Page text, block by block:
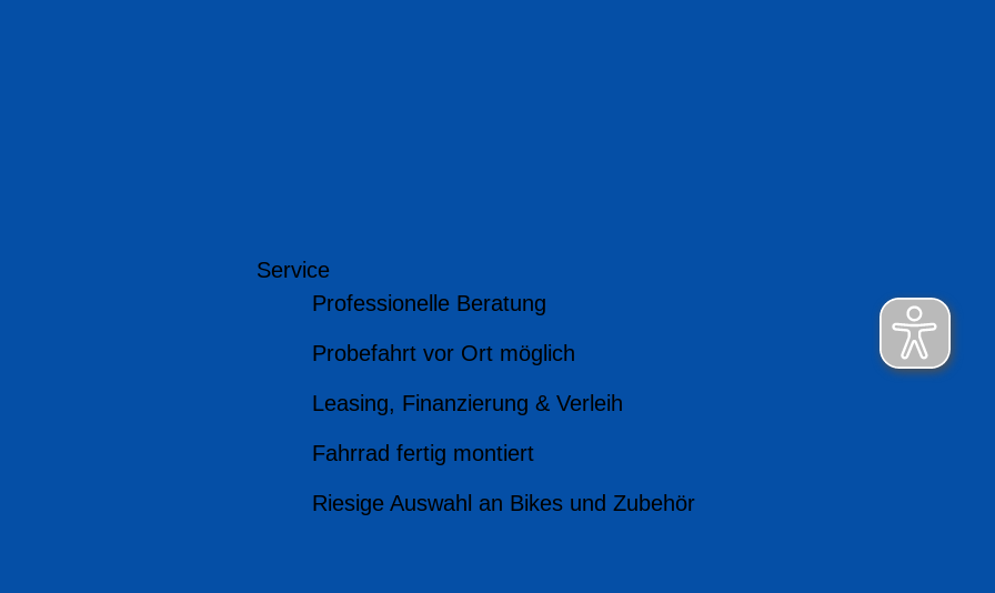
Service
Professionelle Beratung
Probefahrt vor Ort möglich
Leasing, Finanzierung & Verleih
Fahrrad fertig montiert
Riesige Auswahl an Bikes und Zubehör